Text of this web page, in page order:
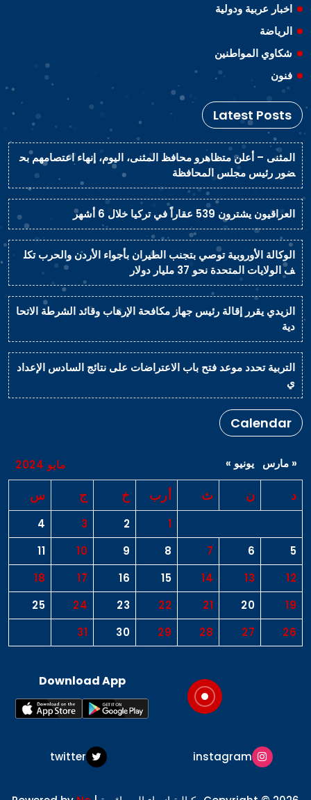
اخبار عربية ودولية
الرياضة
شكاوي المواطنين
فنون
Latest Posts
المثنى – أعلن متظاهرو محافظ المثنى، اليوم، إنهاء اعتصامهم بح
ضور رئيس مجلس المحافظة
العراقيون يشترون 539 عقاراً في تركيا خلال 6 أشهر
الوكالة الأوروبية توصي بتجنب الطيران بأجواء الأردن والحرب تكل
ف الولايات المتحدة نحو 37 مليار دولار
الزيدي يقرر إقالة رئيس جهاز مكافحة الإرهاب وقائد الشرطة الاتحا
دية
التربية تحدد موعد فتح باب الاعتراضات على نتائج السادس الإعداد
ي
Calendar
مايو 2024
د ن ث أرب خ ج س
1
2
3
4
5
6
7
8
9
10
11
12
13
14
15
16
17
18
19
20
21
22
23
24
25
26
27
28
29
30
31
« مارس يونيو »
Download App
twitter instagram